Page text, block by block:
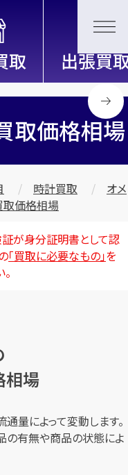
実績の買取専門店「買取大
取価格相場
時計買取
オメ
取価格相場
が身分証明書として認
「買取に必要なもの」を
相場
量によって変動します。
の有無や商品の状態によ